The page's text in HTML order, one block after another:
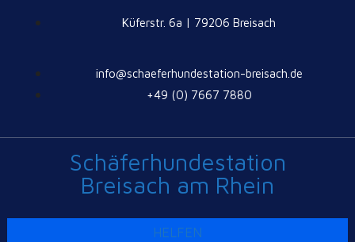
Küferstr. 6a | 79206 Breisach
info@schaeferhundestation-breisach.de
+49 (0) 7667 7880
Schäferhundestation
Breisach am Rhein
HELFEN